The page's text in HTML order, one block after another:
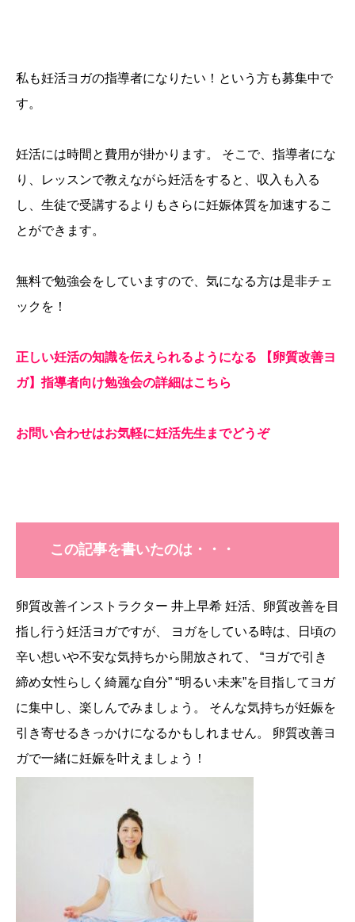
私も妊活ヨガの指導者になりたい！という方も募集中で
す。
妊活には時間と費用が掛かります。 そこで、指導者にな
り、レッスンで教えながら妊活をすると、収入も入る
し、生徒で受講するよりもさらに妊娠体質を加速するこ
とができます。
無料で勉強会をしていますので、気になる方は是非チェ
ックを！
正しい妊活の知識を伝えられるようになる 【卵質改善ヨ
ガ】指導者向け勉強会の詳細はこちら
お問い合わせはお気軽に妊活先生までどうぞ
この記事を書いたのは・・・
卵質改善インストラクター 井上早希 妊活、卵質改善を目
指し行う妊活ヨガですが、 ヨガをしている時は、日頃の
辛い想いや不安な気持ちから開放されて、 “ヨガで引き
締め女性らしく綺麗な自分” “明るい未来”を目指してヨガ
に集中し、楽しんでみましょう。 そんな気持ちが妊娠を
引き寄せるきっかけになるかもしれません。 卵質改善ヨ
ガで一緒に妊娠を叶えましょう！